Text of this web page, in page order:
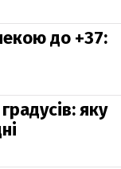
до +37:
яку